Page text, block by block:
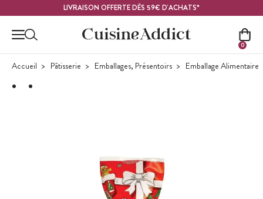
LIVRAISON OFFERTE DÈS 59€ D'ACHATS*
0
Accueil Pâtisserie Emballages, Présentoirs Emballage Alimentaire